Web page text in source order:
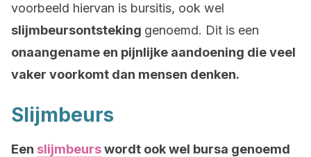
voorbeeld hiervan is bursitis, ook wel
slijmbeursontsteking genoemd. Dit is een
onaangename en pijnlijke aandoening die veel
vaker voorkomt dan mensen denken.
Slijmbeurs
Een slijmbeurswordt ook wel bursa genoemd